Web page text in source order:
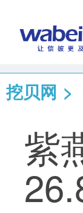
挖贝网 >
紫